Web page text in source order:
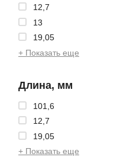
12,7
13
19,05
+ Показать еще
Длина, мм
101,6
12,7
19,05
+ Показать еще